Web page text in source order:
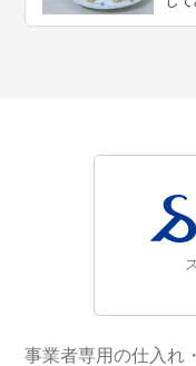
事業者専用の仕入れ